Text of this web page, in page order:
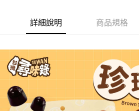
詳細說明 商品規格